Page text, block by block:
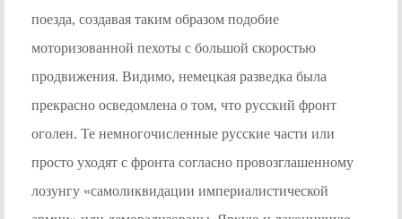
поезда, создавая таким образом подобие
моторизованной пехоты с большой скоростью
продвижения. Видимо, немецкая разведка была
прекрасно осведомлена о том, что русский фронт
оголен. Те немногочисленные русские части или
просто уходят с фронта согласно провозглашенному
лозунгу «самоликвидации империалистической